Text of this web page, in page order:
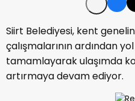
Siirt Belediyesi, kent
çalışmalarının ardından
tamamlayarak ulaşımda
artırmaya devam ediyor.